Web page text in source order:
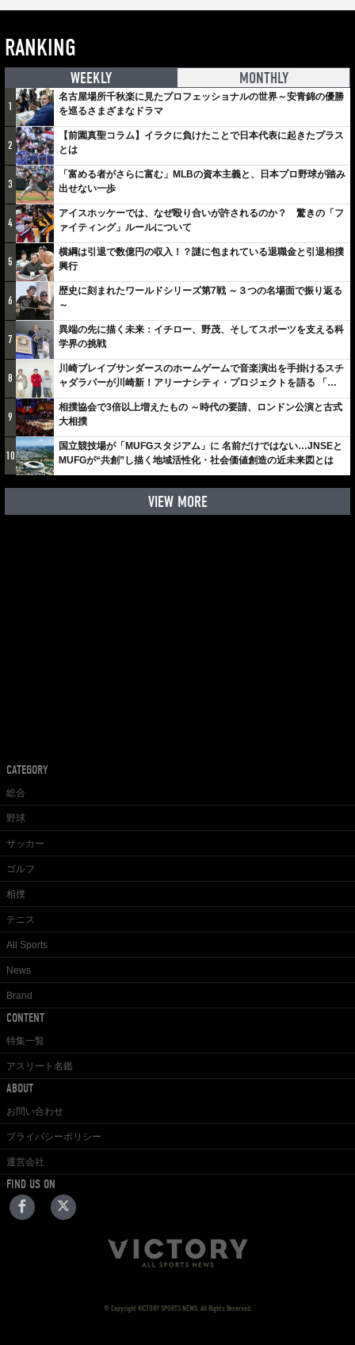
RANKING
WEEKLY MONTHLY
1
名古屋場所千秋楽に見たプロフェッショナルの世界～安青錦の優勝
を巡るさまざまなドラマ
2
【前園真聖コラム】イラクに負けたことで日本代表に起きたプラス
とは
3
「富める者がさらに富む」MLBの資本主義と、日本プロ野球が踏み
出せない一歩
4
アイスホッケーでは、なぜ殴り合いが許されるのか？ 驚きの「フ
ァイティング」ルールについて
5
横綱は引退で数億円の収入！？謎に包まれている退職金と引退相撲
興行
6
歴史に刻まれたワールドシリーズ第7戦 ～３つの名場面で振り返る
～
7
異端の先に描く未来：イチロー、野茂、そしてスポーツを支える科
学界の挑戦
8
川崎ブレイブサンダースのホームゲームで音楽演出を手掛けるスチ
ャダラパーが川崎新！アリーナシティ・プロジェクトを語る 「楽
しみでしかないでしょ。川崎は、ずっと成長曲線だから」
9
相撲協会で3倍以上増えたもの ～時代の要請、ロンドン公演と古式
大相撲
10
国立競技場が「MUFGスタジアム」に 名前だけではない…JNSEと
MUFGが“共創”し描く地域活性化・社会価値創造の近未来図とは
VIEW MORE
CATEGORY
総合
野球
サッカー
ゴルフ
相撲
テニス
All Sports
News
Brand
CONTENT
特集一覧
アスリート名鑑
ABOUT
お問い合わせ
プライバシーポリシー
運営会社
FIND US ON
© Copyright VICTORY SPORTS NEWS. All Rights Reserved.